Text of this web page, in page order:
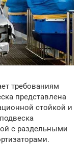
требованиям
представлена
стойкой и
с раздельными